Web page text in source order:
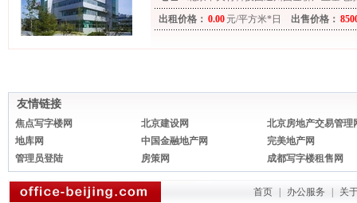
出租价格： 0.00 元/平方米*日 出售价格：
友情链接
焦点写字楼网 北京建设网
北京房地产交易管理
地库网
中国金融地产网
完美地产网
管理员登陆
房策网 成都写字楼租售网
首页 办公服务 关